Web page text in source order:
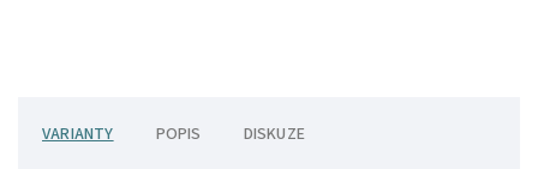
VARIANTY POPIS DISKUZE